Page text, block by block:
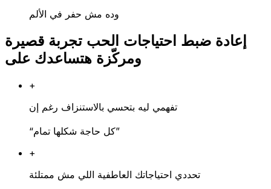
وده مش حفر في الألم
إعادة ضبط احتياجات الحب تجربة قصيرة
ومركّزة هتساعدك على
+
تفهمي ليه بتحسي بالاستنزاف رغم إن
“كل حاجة شكلها تمام”
+
تحددي احتياجاتك العاطفية اللي مش ممتلئة